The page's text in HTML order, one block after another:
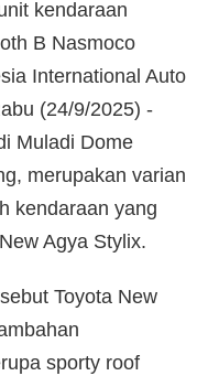
kendaraan
B Nasmoco
International Auto
(24/9/2025) -
Muladi Dome
merupakan varian
kendaraan yang
Agya Stylix.
Toyota New
sporty roof